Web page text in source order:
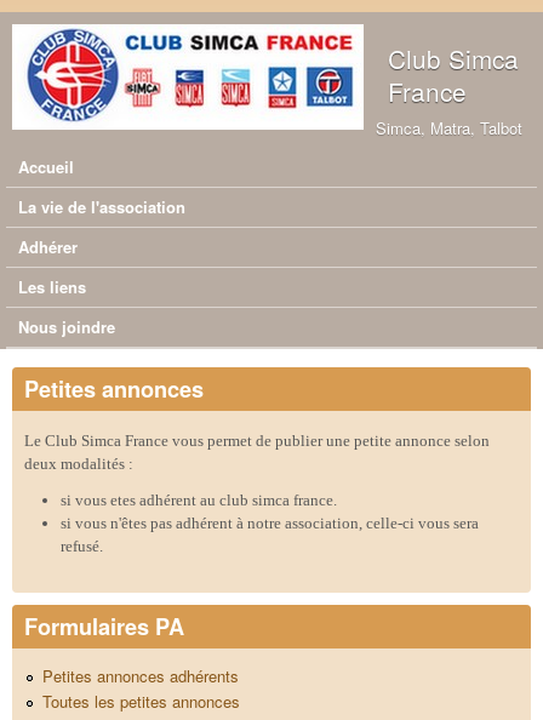
Aller au contenu principal
Club Simca
France
Simca, Matra, Talbot
Menu principal
Accueil
La vie de l'association
Adhérer
Les liens
Nous joindre
Petites annonces
Le Club Simca France vous permet de publier une petite annonce selon
deux modalités :
si vous etes adhérent au club simca france.
si vous n'êtes pas adhérent à notre association, celle-ci vous sera
refusé.
Formulaires PA
Petites annonces adhérents
Toutes les petites annonces